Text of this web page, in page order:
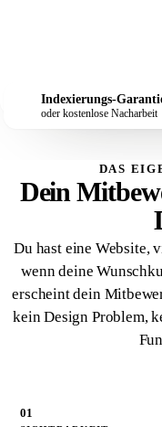
Indexierungs-
oder kostenlose Nacharbeit
DAS
Dein
Du hast eine Website,
wenn deine
erscheint dein
kein Design Problem,
01